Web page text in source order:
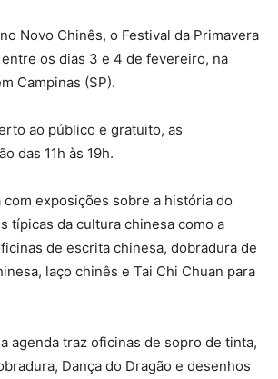
Novo Chinês, o Festival da Primavera
os dias 3 e 4 de fevereiro, na
Campinas (SP).
ao público e gratuito, as
das 11h às 19h.
com exposições sobre a história do
típicas da cultura chinesa como a
de escrita chinesa, dobradura de
laço chinês e Tai Chi Chuan para
agenda traz oficinas de sopro de tinta,
Dança do Dragão e desenhos